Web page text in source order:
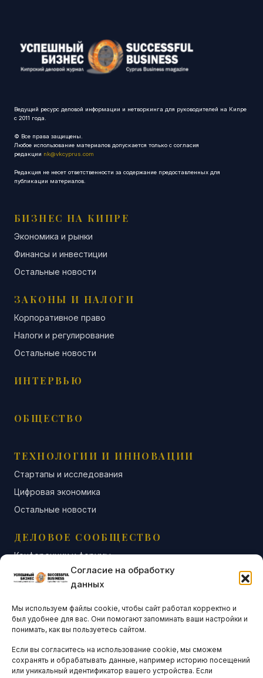
Согласие на обработку
данных
Мы используем файлы cookie, чтобы сайт работал корректно и
был удобнее для вас. Они помогают запоминать ваши настройки и
понимать, как вы пользуетесь сайтом.
Если вы согласитесь на использование cookie, мы сможем
сохранять и обрабатывать данные, например историю посещений
или уникальный идентификатор вашего устройства. Если
Ведущий ресурс деловой информации и нетворкинга для руководителей на Кипре
с 2011 года.
© Все права защищены.
Любое использование материалов допускается только с согласия
редакции nk@vkcyprus.com
Редакция не несет ответственности за содержание предоставленных для
публикации материалов.
БИЗНЕС НА КИПРЕ
Экономика и рынки
Финансы и инвестиции
Остальные новости
ЗАКОНЫ И НАЛОГИ
Корпоративное право
Налоги и регулирование
Остальные новости
ИНТЕРВЬЮ
ОБЩЕСТВО
ТЕХНОЛОГИИ И ИННОВАЦИИ
Стартапы и исследования
Цифровая экономика
Остальные новости
ДЕЛОВОЕ СООБЩЕСТВО
Конференции и форумы
Бизнес-клубы и ассоциации
Остальные новости
АНАЛИТИКА И СТАТИСТИКА
ARTICLES IN ENGLISH